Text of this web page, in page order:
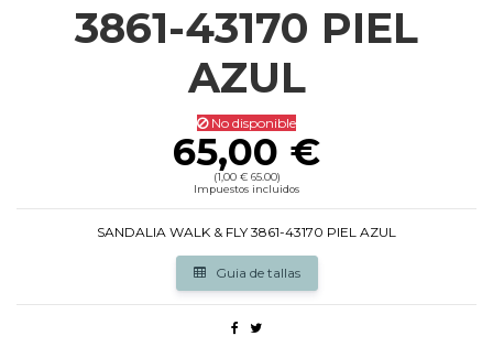
3861-43170 PIEL
AZUL
No disponible
65,00 €
(1,00 € 65.00)
Impuestos incluidos
SANDALIA WALK & FLY 3861-43170 PIEL AZUL
Guia de tallas